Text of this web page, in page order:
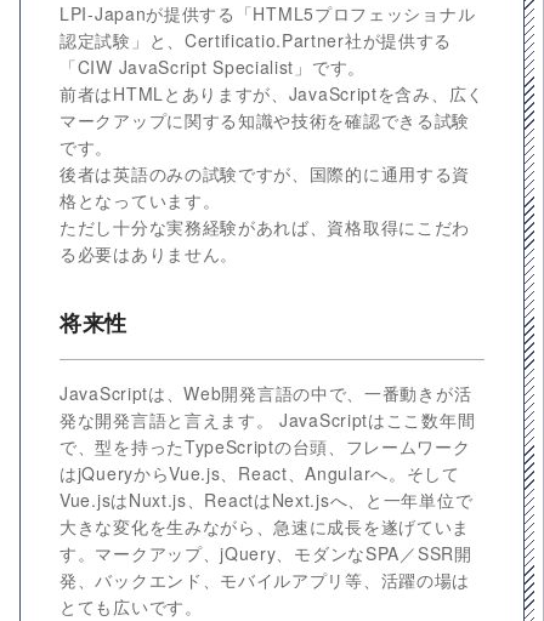
LPI-Japanが提供する「HTML5プロフェッショナル
認定試験」と、Certificatio.Partner社が提供する
「CIW JavaScript Specialist」です。
前者はHTMLとありますが、JavaScriptを含み、広く
マークアップに関する知識や技術を確認できる試験
です。
後者は英語のみの試験ですが、国際的に通用する資
格となっています。
ただし十分な実務経験があれば、資格取得にこだわ
る必要はありません。
将来性
JavaScriptは、Web開発言語の中で、一番動きが活
発な開発言語と言えます。 JavaScriptはここ数年間
で、型を持ったTypeScriptの台頭、フレームワーク
はjQueryからVue.js、React、Angularへ。そして
Vue.jsはNuxt.js、ReactはNext.jsへ、と一年単位で
大きな変化を生みながら、急速に成長を遂げていま
す。マークアップ、jQuery、モダンなSPA／SSR開
発、バックエンド、モバイルアプリ等、活躍の場は
とても広いです。